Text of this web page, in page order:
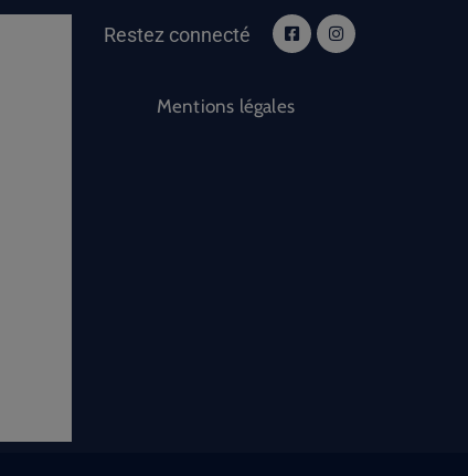
Restez connecté
Mentions légales